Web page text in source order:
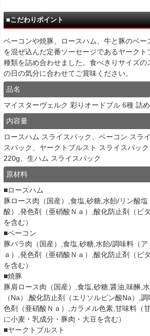
■こだわりポイント
ベーコンや焼豚、ロースハム、牛と豚のベー
を混ぜ込んだ定番ソーセージであるヤーク
種類を詰め合わせました。食べきりサイズの
の日の気分に合わせてご賞味ください。
品名
マイスターヴェルク 彩りオードブル 6種 詰
内容量
ロースハム スライスパック、ベーコン スラ
スパック、ヤークトブルスト スライスパッ
220g、生ハム スライスパック
原材料
■ロースハム
豚ロース肉（国産）,食塩,砂糖,水飴/リン酸
酸）,発色剤（亜硝酸Ｎａ）,酸化防止剤（ビ
を含む）
■ベーコン
豚バラ肉（国産）,食塩,砂糖,水飴/調味料（
ａ）,発色剤（亜硝酸Ｎａ）,酸化防止剤（ビ
を含む）
■焼豚
豚肩ロース肉（国産）,食塩,砂糖,醤油,味醂,
（Na）,酸化防止剤（エリソルビン酸Na）,
色剤（亜硝酸Ｎａ）,カラメル色素,甘味料（
に小麦・乳成分・豚肉・大豆を含む）
■ヤークトブルスト